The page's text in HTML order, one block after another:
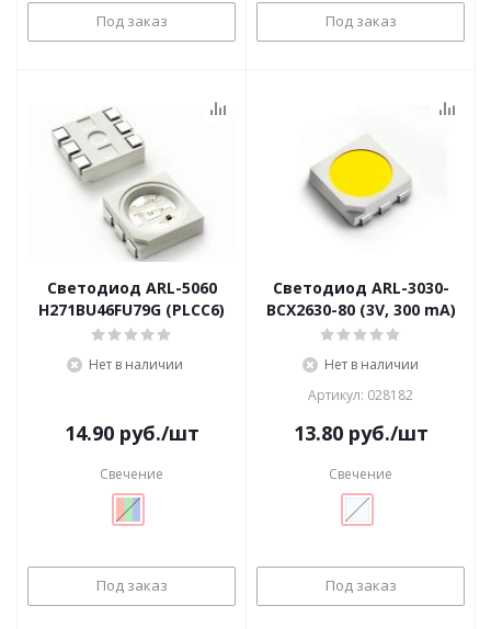
Под заказ Под заказ
Светодиод ARL-5060
H271BU46FU79G (PLCC6)
Нет в наличии
14.90руб./шт
Свечение
Под заказ
Светодиод ARL-3030-
BCX2630-80 (3V, 300 mA)
Нет в наличии
Артикул: 028182
13.80руб./шт
Свечение
Под заказ